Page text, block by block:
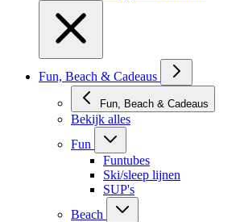
Fun, Beach & Cadeaus
Fun, Beach & Cadeaus
Bekijk alles
Fun
Funtubes
Ski/sleep lijnen
SUP's
Beach